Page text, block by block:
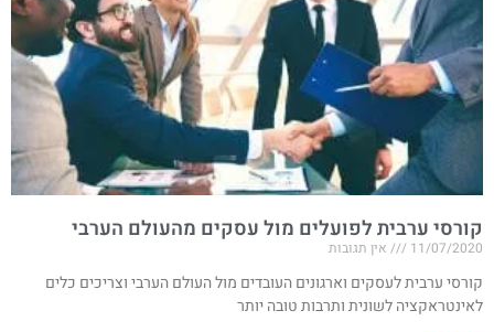
קורסי ערבית לפועלים מול עסקים מהעולם הערבי
11/07/2020 אין תגובות
קורסי ערבית לעסקים וארגונים העובדים מול העולם הערבי וצריכים כלים
לאינטראקציה לשונית ותרבות טובה יותר